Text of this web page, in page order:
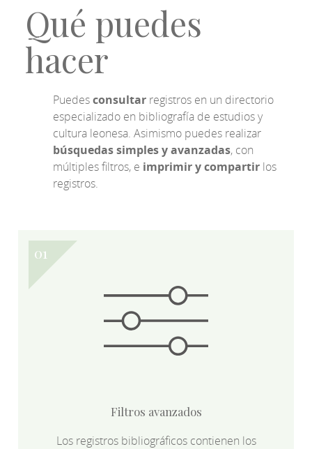
Qué puedes
hacer
Puedesconsultar registros en un directorio
especializado en bibliografía de estudios y
cultura leonesa. Asimismo puedes realizar
búsquedas simples y avanzadas, con
múltiples filtros, e imprimir y compartir los
registros.
Filtros avanzados
Los registros bibliográficos contienen los